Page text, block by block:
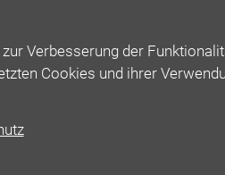
Verbesserung der
Cookies und ihrer